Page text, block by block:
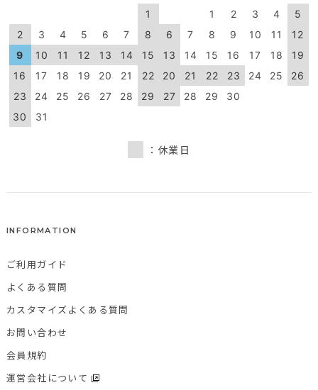
1
2
3 4 5 6 7
8
9
10 11 12 13 14
15
16
17 18 19 20 21
22
23
24 25 26 27 28
29
30
31
1 2 3 4
5
6
7 8 9 10 11
12
13
14 15 16 17 18
19
20
21 22 23 24 25
26
27
28 29 30
：休業日
INFORMATION
ご利用ガイド
よくある質問
カスタマイズよくある質問
お問い合わせ
会員規約
運営会社について